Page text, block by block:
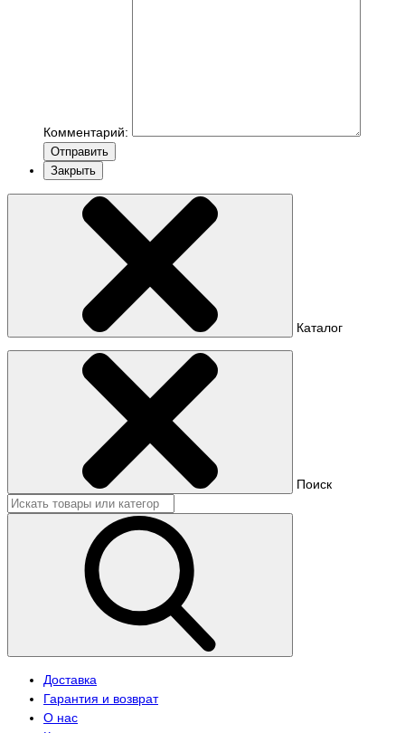
Комментарий:
Отправить
Закрыть
Каталог
Поиск
Доставка
Гарантия и возврат
О нас